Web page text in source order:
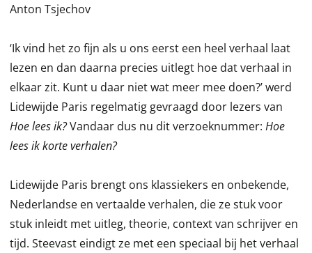
Anton Tsjechov
‘Ik vind het zo fijn als u ons eerst een heel verhaal laat
lezen en dan daarna precies uitlegt hoe dat verhaal in
elkaar zit. Kunt u daar niet wat meer mee doen?’ werd
Lidewijde Paris regelmatig gevraagd door lezers van
Hoe lees ik?Vandaar dus nu dit verzoeknummer: Hoe
lees ik korte verhalen?
Lidewijde Paris brengt ons klassiekers en onbekende,
Nederlandse en vertaalde verhalen, die ze stuk voor
stuk inleidt met uitleg, theorie, context van schrijver en
tijd. Steevast eindigt ze met een speciaal bij het verhaal